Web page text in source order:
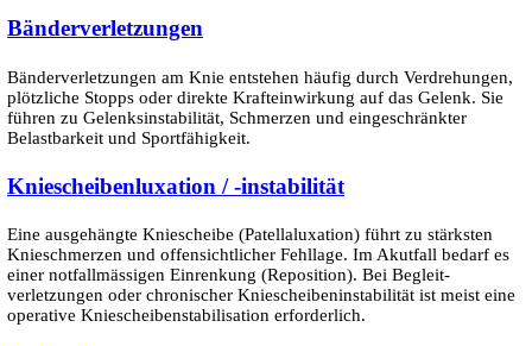
Bänder­verletzungen
Bänder­ver­letzungen am Knie entstehen häufig durch Ver­drehungen,
plötzliche Stopps oder direkte Kraft­ein­wirkung auf das Gelenk. Sie
führen zu Gelenks­instabili­tät, Schmerzen und ein­geschränkter
Belastbar­keit und Sport­fähig­keit.
Knie­scheiben­luxation / -­instabilität
Eine ausgehängte Kniescheibe (Patella­luxation) führt zu stärksten
Knie­schmerzen und offen­sichtlicher Fehllage. Im Akutfall bedarf es
einer notfall­mässigen Einrenkung (Reposition). Bei Begleit­
verletzungen oder chronischer Knie­scheiben­instabilität ist meist eine
operative Knie­scheiben­stabilisation erforder­lich.